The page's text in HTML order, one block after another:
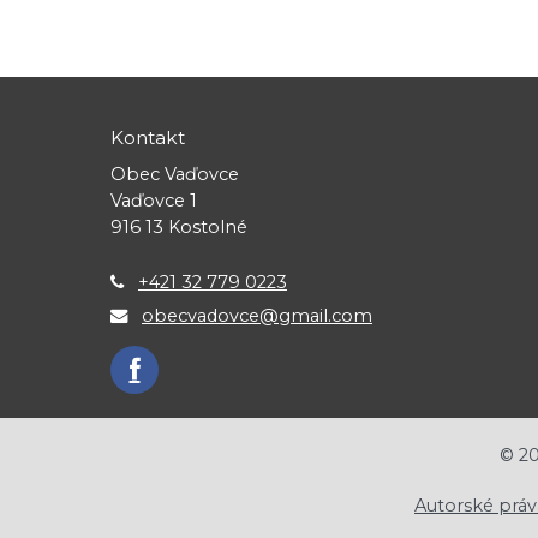
Kontakt
Obec Vaďovce
Vaďovce 1
916 13 Kostolné
+421 32 779 0223
obecvadovce@gmail.com
©
Autorské